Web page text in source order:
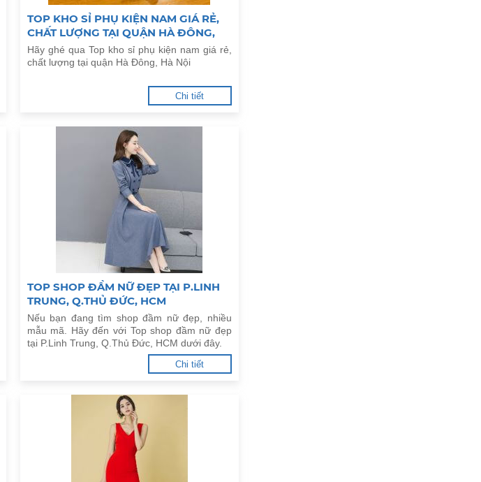
TOP KHO SỈ PHỤ KIỆN NAM GIÁ RẺ,
CHẤT LƯỢNG TẠI QUẬN HÀ ĐÔNG,
HÀ NỘI
Hãy ghé qua Top kho sỉ phụ kiện nam giá rẻ,
chất lượng tại quận Hà Đông, Hà Nội
Chi tiết
TOP SHOP ĐẦM NỮ ĐẸP TẠI P.LINH
TRUNG, Q.THỦ ĐỨC, HCM
Nếu bạn đang tìm shop đầm nữ đẹp, nhiều
mẫu mã. Hãy đến với Top shop đầm nữ đẹp
tại P.Linh Trung, Q.Thủ Đức, HCM dưới đây.
Chi tiết